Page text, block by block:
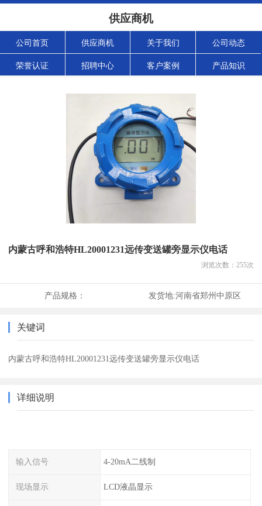
供应商机
公司首页 供应商机 关于我们 公司动态
荣誉认证 招聘中心 客户案例 产品知识
内蒙古呼和浩特HL20001231远传变送罐旁显示仪电话
浏览次数： 255次
产品规格： 发货地:河南省郑州中原区
关键词
内蒙古呼和浩特HL20001231远传变送罐旁显示仪电话
详细说明
输入信号 4-20mA二线制
现场显示 LCD液晶显示